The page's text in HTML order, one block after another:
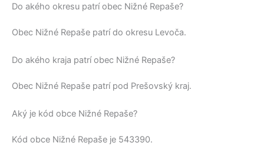
Do akého okresu patrí obec Nižné Repaše?
Obec Nižné Repaše patrí do okresu Levoča.
Do akého kraja patrí obec Nižné Repaše?
Obec Nižné Repaše patrí pod Prešovský kraj.
Aký je kód obce Nižné Repaše?
Kód obce Nižné Repaše je 543390.